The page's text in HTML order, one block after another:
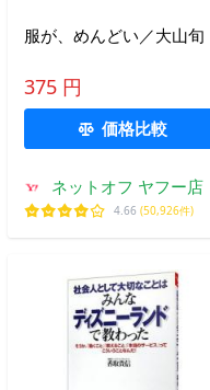
服が、めんどい／大山旬
375 円
価格比較
ネットオフ ヤフー店
4.66 (50,926件)